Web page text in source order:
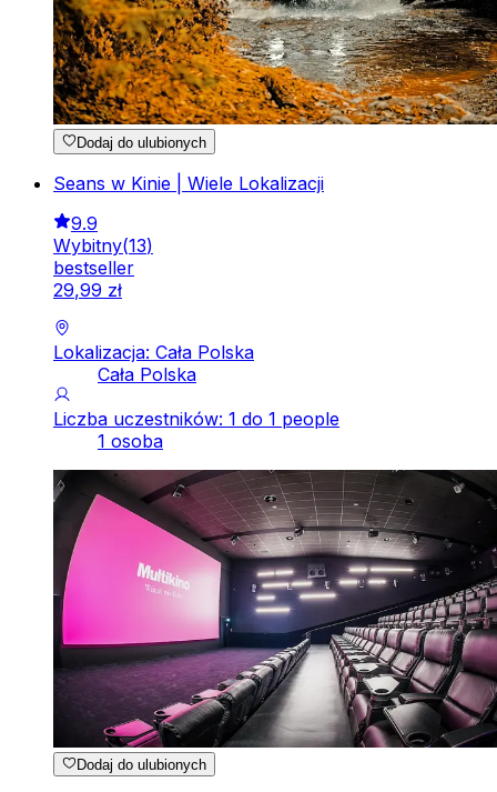
Dodaj do ulubionych
Seans w Kinie | Wiele Lokalizacji
9.9
Wybitny(13)
bestseller
29,99 zł
Lokalizacja: Cała Polska
Cała Polska
Liczba uczestników: 1 do 1 people
1 osoba
Dodaj do ulubionych